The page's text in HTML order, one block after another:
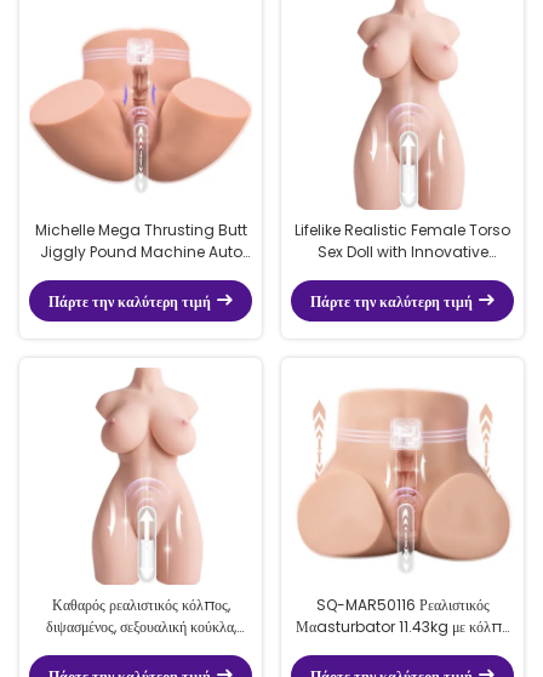
Michelle Mega Thrusting Butt
Jiggly Pound Machine Auto
Waterproof
Πάρτε την καλύτερη τιμή
​​Lifelike Realistic Female Torso
Sex Doll with Innovative
Male Orgasm​
Πάρτε την καλύτερη τιμή
Καθαρός ρεαλιστικός κόλπος,
διψασμένος, σεξουαλική κούκλα,
φόρτιση.
SQ-MAR50116 Ρεαλιστικός
Μαasturbator 11.43kg με κόλπο